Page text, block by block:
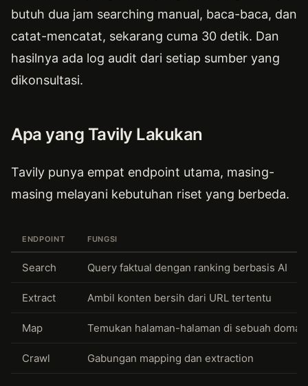
butuh dua jam searching manual, baca-baca, dan
catat-mencatat, sekarang cuma 30 detik. Dan
hasilnya ada log audit dari setiap sumber yang
dikonsultasi.
Apa yang Tavily Lakukan
Tavily punya empat endpoint utama, masing-
masing melayani kebutuhan riset yang berbeda.
ENDPOINT FUNGSI
Search Query faktual dengan ranking berbasis AI
Extract Ambil konten bersih dari URL tertentu
Map Temukan halaman-halaman di sebuah
Crawl Gabungan mapping dan extraction